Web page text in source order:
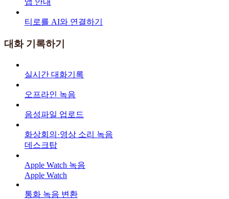
앱 안내
티로를 AI와 연결하기
대화 기록하기
실시간 대화기록
오프라인 녹음
음성파일 업로드
화상회의·영상 소리 녹음
데스크탑
Apple Watch 녹음
Apple Watch
통화 녹음 변환